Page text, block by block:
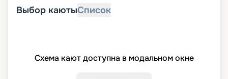
Выбор каютыСписок
Схема кают доступна в модальном окне